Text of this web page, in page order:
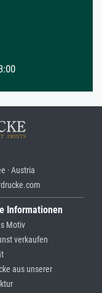
· Austria
Informationen
Motiv
verkaufen
aus unserer